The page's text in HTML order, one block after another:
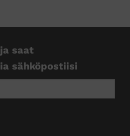
saat
sähköpostiisi